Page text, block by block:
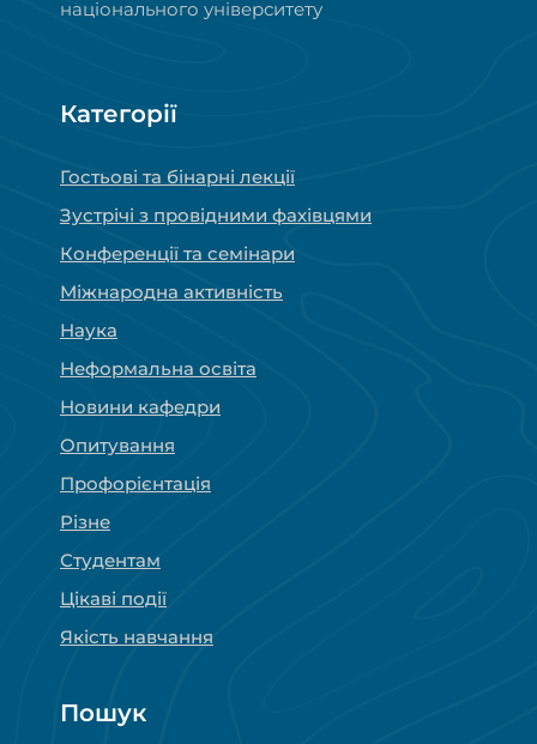
національного університету
Категорії
Гостьові та бінарні лекції
Зустрічі з провідними фахівцями
Конференції та семінари
Міжнародна активність
Наука
Неформальна освіта
Новини кафедри
Опитування
Профорієнтація
Різне
Студентам
Цікаві події
Якість навчання
Пошук